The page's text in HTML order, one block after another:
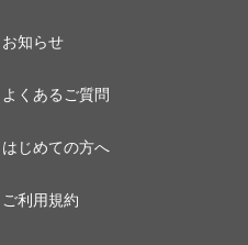
お知らせ
よくあるご質問
はじめての方へ
ご利用規約